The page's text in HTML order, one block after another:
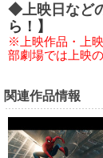
◆上映日など
ら！】
※上映作品・上
部劇場では上映
関連作品情報